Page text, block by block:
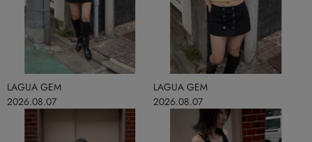
2026.08.07
LAGUA GEM
2026.08.07
LAGUA GEM